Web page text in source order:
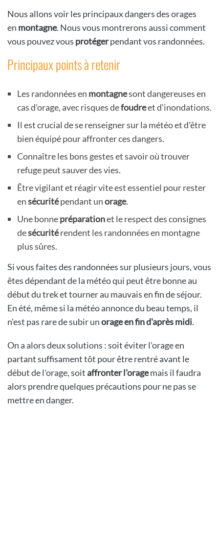
Nous allons voir les principaux dangers des orages
en montagne. Nous vous montrerons aussi comment
vous pouvez vous protégerpendant vos randonnées.
Principaux points à retenir
Les randonnées en montagnesont dangereuses en
cas d'orage, avec risques defoudreet d'inondations.
Il est crucial de se renseigner sur la météo et d'être
bien équipé pour affronter ces dangers.
Connaître les bons gestes et savoir où trouver
refuge peut sauver des vies.
Être vigilant et réagir vite est essentiel pour rester
ensécuritépendant unorage.
Une bonnepréparationet le respect des consignes
desécuritérendent les randonnées en montagne
plus sûres.
Si vous faites des randonnées sur plusieurs jours, vous
êtes dépendant de la météo qui peut être bonne au
début du trek et tourner au mauvais en fin de séjour.
En été, même si la météo annonce du beau temps, il
n'est pas rare de subir unorage en fin d'après midi.
On a alors deux solutions : soit éviter l'orage en
partant suffisament tôt pour être rentré avant le
début de l'orage, soitaffronter l'oragemais il faudra
alors prendre quelques précautions pour ne pas se
mettre en danger.